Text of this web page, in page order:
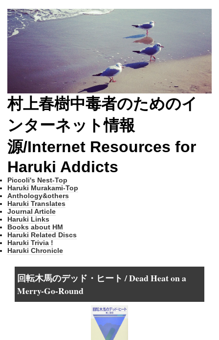
村上春樹中毒者のためのイ
ンターネット情報
源/Internet Resources for
Haruki Addicts
Piccoli's Nest-Top
Haruki Murakami-Top
Anthology&others
Haruki Translates
Journal Article
Haruki Links
Books about HM
Haruki Related Discs
Haruki Trivia !
Haruki Chronicle
回転木馬のデッド・ヒート / Dead Heat on a
Merry-Go-Round